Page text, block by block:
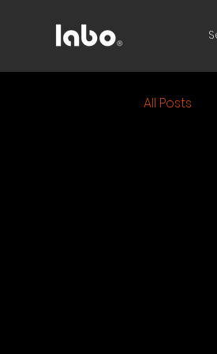
All Posts